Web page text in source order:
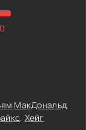
0
МакДональд,
, Хейг